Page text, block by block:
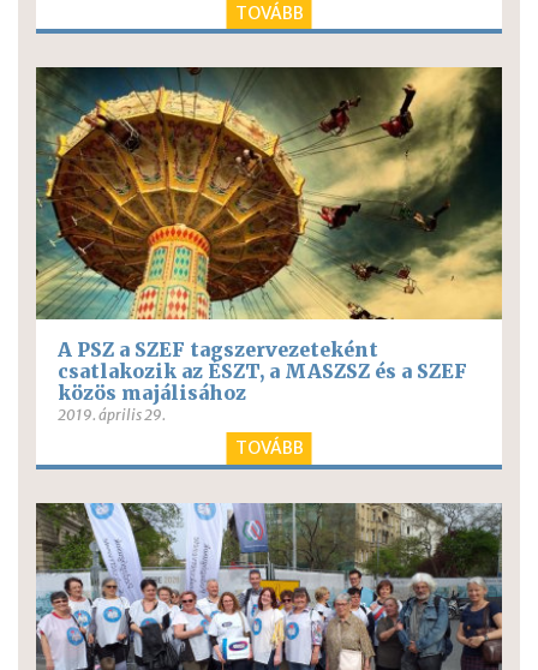
TOVÁBB
A PSZ a SZEF tagszervezeteként
csatlakozik az ÉSZT, a MASZSZ és a SZEF
közös majálisához
2019. április 29.
TOVÁBB